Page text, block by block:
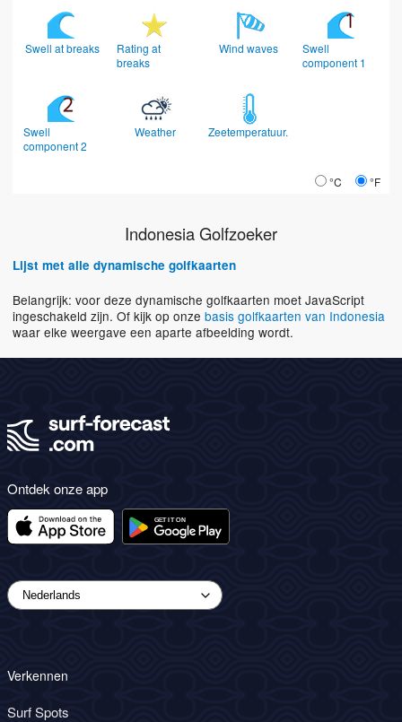
Swell at breaks
Rating at
breaks
Wind waves
Swell
component 1
Swell
component 2
Weather Zeetemperatuur.
°C °F
Indonesia Golfzoeker
Lijst met alle dynamische golfkaarten
Belangrijk: voor deze dynamische golfkaarten moet JavaScript
ingeschakeld zijn. Of kijk op onze basis golfkaarten van Indonesia
waar elke weergave een aparte afbeelding wordt.
Ontdek onze app
Verkennen
Surf Spots